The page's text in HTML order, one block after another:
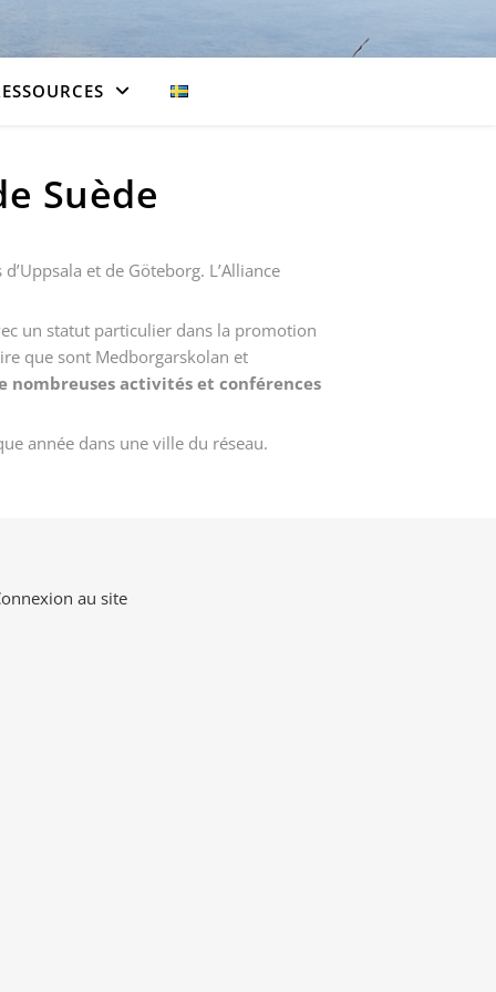
Suède
et de Göteborg. L’Alliance
un statut particulier dans la promotion
que sont Medborgarskolan et
nombreuses activités et conférences
année dans une ville du réseau.
au site